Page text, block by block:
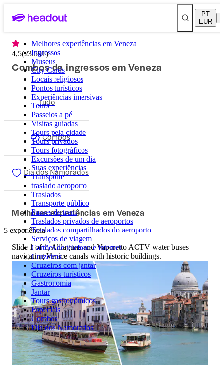
PT
EUR
Melhores experiências em Veneza
Ingressos
Museus
City Cards
Locais religiosos
Pontos turísticos
Experiências imersivas
Tours
Passeios a pé
Visitas guiadas
Tours pela cidade
Tours privados
Tours fotográficos
Excursões de um dia
Suas experiências
Transporte
traslado aeroporto
Traslados
Transporte público
Passes de trem
Traslados privados de aeroportos
Traslados compartilhados do aeroporto
Serviços de viagem
Cartões de telefone e internet
Cruzeiros
Cruzeiros com jantar
Cruzeiros turísticos
Gastronomia
Jantar
Tours gastronômicos
Especiais
Combos
Dia dos Namorados
4,5(23.591)
Combos de ingressos em Veneza
Tudo
Combos
Dia dos Namorados
Melhores experiências em Veneza
5 experiência
Slide 1 of 1, Alilaguna and Vaporetto ACTV water buses
navigating Venice canals with historic buildings.